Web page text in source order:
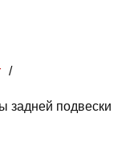
/
задней подвески